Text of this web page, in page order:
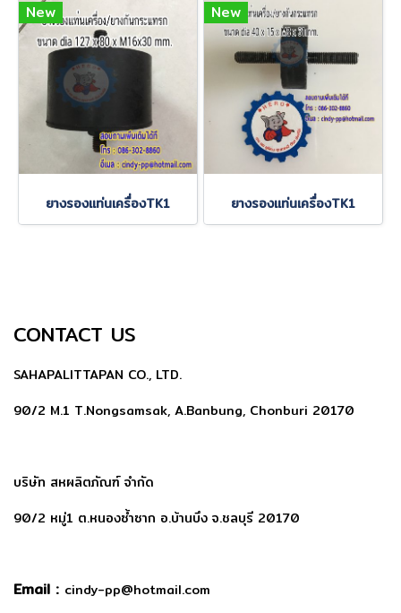
New
ยางรองแท่นเครื่องTK1
New
ยางรองแท่นเครื่องTK1
CONTACT US
SAHAPALITTAPAN CO., LTD.
90/2 M.1 T.Nongsamsak, A.Banbung, Chonburi 20170
บริษัท สหผลิตภัณฑ์ จำกัด
90/2 หมู่1 ต.หนองซ้ำซาก อ.บ้านบึง จ.ชลบุรี 20170
Email : cindy-pp@hotmail.com